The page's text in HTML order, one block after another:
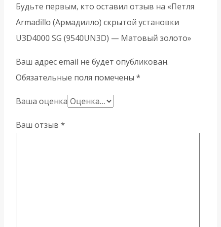
Будьте первым, кто оставил отзыв на «Петля
Armadillo (Армадилло) скрытой установки
U3D4000 SG (9540UN3D) — Матовый золото»
Ваш адрес email не будет опубликован.
Обязательные поля помечены *
Ваша оценка
Ваш отзыв *